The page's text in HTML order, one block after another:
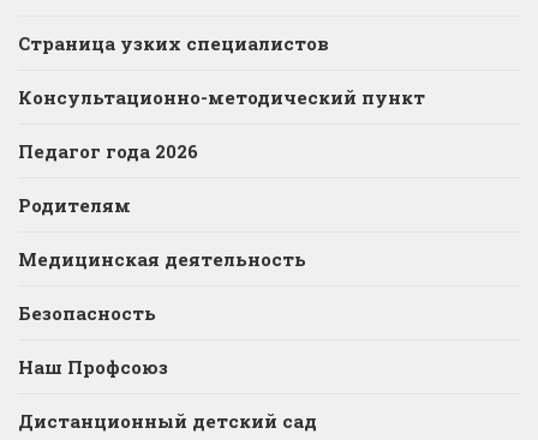
Страница узких специалистов
Консультационно-методический пункт
Педагог года 2026
Родителям
Медицинская деятельность
Безопасность
Наш Профсоюз
Дистанционный детский сад